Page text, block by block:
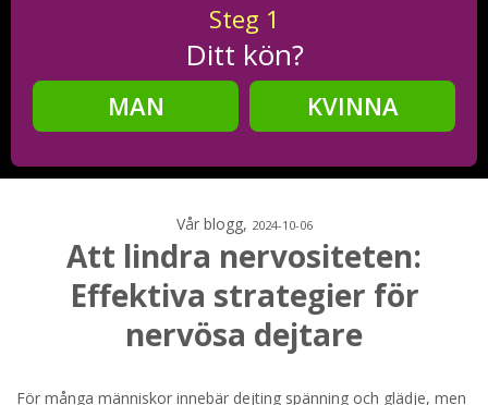
Steg 1
Ditt kön?
MAN
KVINNA
Steg2
Steg3
Din mailadress?
Vår blogg, 2024-10-06
Att lindra nervositeten:
Effektiva strategier för
nervösa dejtare
För många människor innebär dejting spänning och glädje, men